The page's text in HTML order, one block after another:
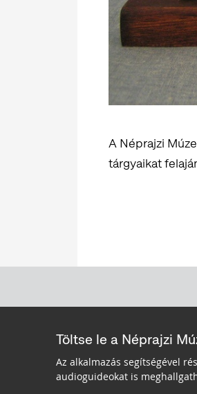
A Néprajzi
tárgyaikat
Töltse le a Néprajzi
Az alkalmazás segítségével
audioguideokat is